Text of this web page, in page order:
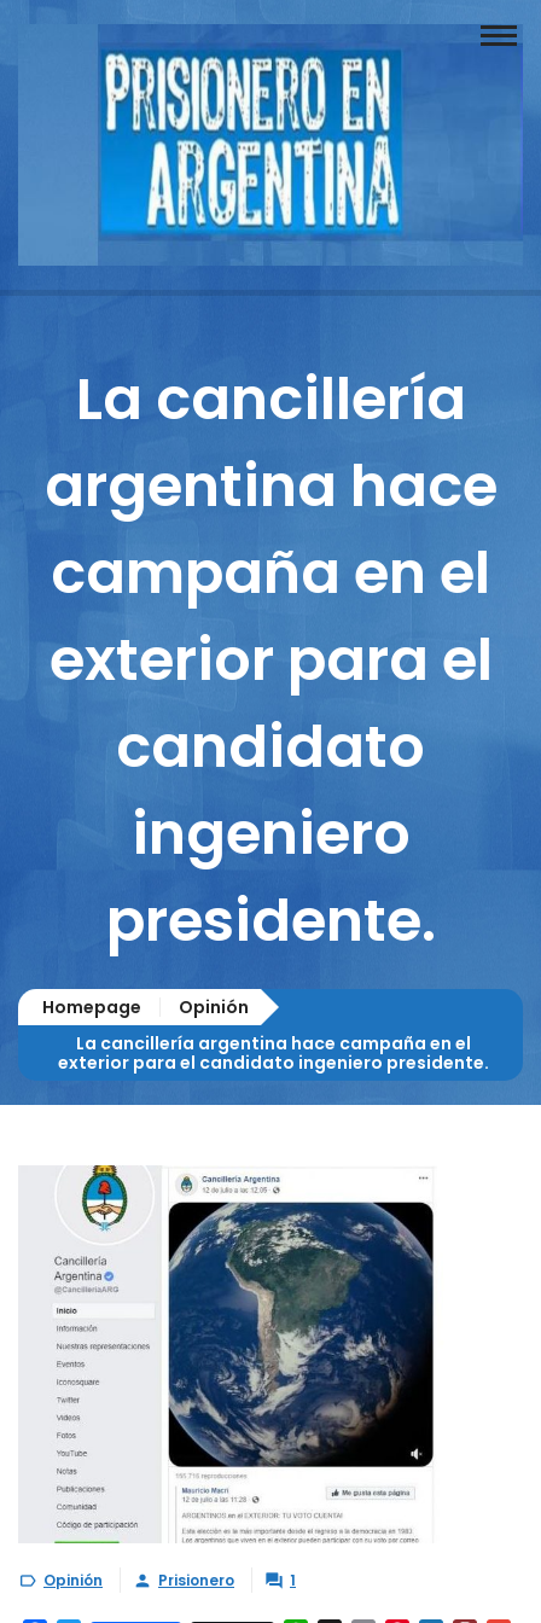
Documentos
Reportajes
Contacto
La cancillería
argentina hace
campaña en el
exterior para el
candidato
ingeniero
presidente.
Homepage
Opinión
La cancillería argentina hace campaña en el
exterior para el candidato ingeniero presidente.
 Opinión  Prisionero  1